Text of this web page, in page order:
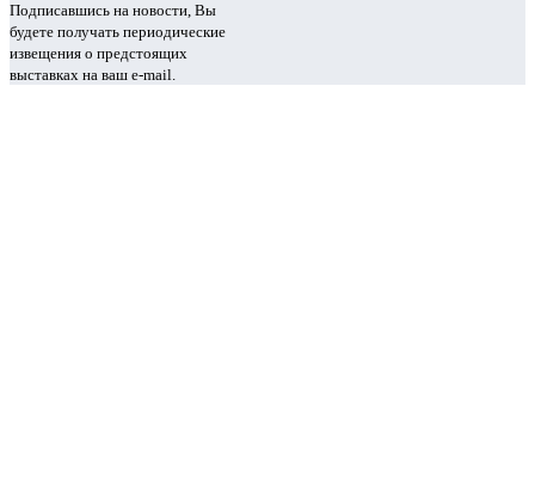
Подписавшись на новости, Вы
будете получать периодические
извещения о предстоящих
выставках на ваш e-mail.